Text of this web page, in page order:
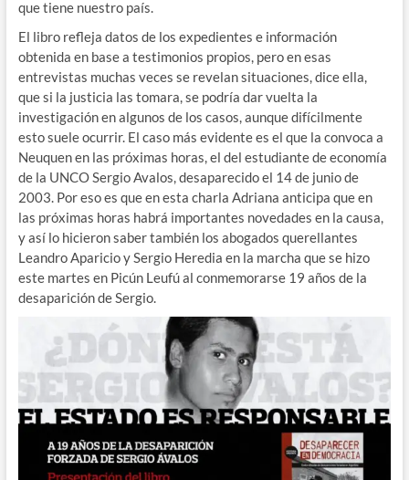
que tiene nuestro país.
El libro refleja datos de los expedientes e información
obtenida en base a testimonios propios, pero en esas
entrevistas muchas veces se revelan situaciones, dice ella,
que si la justicia las tomara, se podría dar vuelta la
investigación en algunos de los casos, aunque difícilmente
esto suele ocurrir. El caso más evidente es el que la convoca a
Neuquen en las próximas horas, el del estudiante de economía
de la UNCO Sergio Avalos, desaparecido el 14 de junio de
2003. Por eso es que en esta charla Adriana anticipa que en
las próximas horas habrá importantes novedades en la causa,
y así lo hicieron saber también los abogados querellantes
Leandro Aparicio y Sergio Heredia en la marcha que se hizo
este martes en Picún Leufú al conmemorarse 19 años de la
desaparición de Sergio.